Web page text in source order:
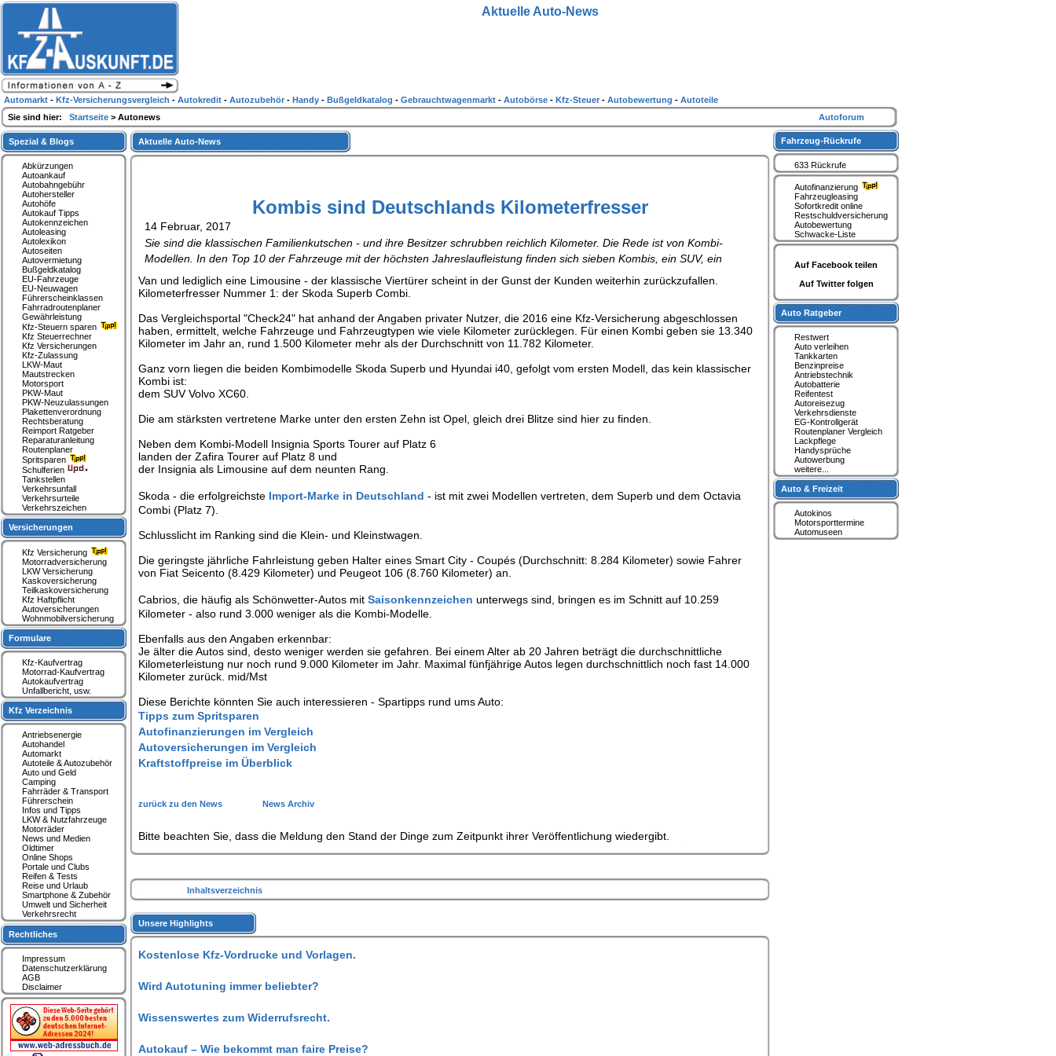
Aktuelle Auto-News
Kombis sind Deutschlands Kilometerfresser
14 Februar, 2017
Sie sind die klassischen Familienkutschen - und ihre Besitzer schrubben reichlich Kilometer. Die Rede ist von Kombi-
Modellen. In den Top 10 der Fahrzeuge mit der höchsten Jahreslaufleistung finden sich sieben Kombis, ein SUV, ein
Van und lediglich eine Limousine - der klassische Viertürer scheint in der Gunst der Kunden weiterhin zurückzufallen.
Kilometerfresser Nummer 1: der Skoda Superb Combi.
Das Vergleichsportal "Check24" hat anhand der Angaben privater Nutzer, die 2016 eine Kfz-Versicherung abgeschlossen
haben, ermittelt, welche Fahrzeuge und Fahrzeugtypen wie viele Kilometer zurücklegen. Für einen Kombi geben sie 13.340
Kilometer im Jahr an, rund 1.500 Kilometer mehr als der Durchschnitt von 11.782 Kilometer.
Ganz vorn liegen die beiden Kombimodelle Skoda Superb und Hyundai i40, gefolgt vom ersten Modell, das kein klassischer
Kombi ist:
dem SUV Volvo XC60.
Die am stärksten vertretene Marke unter den ersten Zehn ist Opel, gleich drei Blitze sind hier zu finden.
Neben dem Kombi-Modell Insignia Sports Tourer auf Platz 6
landen der Zafira Tourer auf Platz 8 und
der Insignia als Limousine auf dem neunten Rang.
Skoda - die erfolgreichste Import-Marke in Deutschland - ist mit zwei Modellen vertreten, dem Superb und dem Octavia
Combi (Platz 7).
Schlusslicht im Ranking sind die Klein- und Kleinstwagen.
Die geringste jährliche Fahrleistung geben Halter eines Smart City - Coupés (Durchschnitt: 8.284 Kilometer) sowie Fahrer
von Fiat Seicento (8.429 Kilometer) und Peugeot 106 (8.760 Kilometer) an.
Cabrios, die häufig als Schönwetter-Autos mit Saisonkennzeichen unterwegs sind, bringen es im Schnitt auf 10.259
Kilometer - also rund 3.000 weniger als die Kombi-Modelle.
Ebenfalls aus den Angaben erkennbar:
Je älter die Autos sind, desto weniger werden sie gefahren. Bei einem Alter ab 20 Jahren beträgt die durchschnittliche
Kilometerleistung nur noch rund 9.000 Kilometer im Jahr. Maximal fünfjährige Autos legen durchschnittlich noch fast 14.000
Kilometer zurück. mid/Mst
Diese Berichte könnten Sie auch interessieren - Spartipps rund ums Auto:
Tipps zum Spritsparen
Autofinanzierungen im Vergleich
Autoversicherungen im Vergleich
Kraftstoffpreise im Überblick
zurück zu den News News Archiv
Bitte beachten Sie, dass die Meldung den Stand der Dinge zum Zeitpunkt ihrer Veröffentlichung wiedergibt.
Inhaltsverzeichnis
Unsere Highlights
Kostenlose Kfz-Vordrucke und Vorlagen.
Wird Autotuning immer beliebter?
Wissenswertes zum Widerrufsrecht.
Autokauf – Wie bekommt man faire Preise?
Spezial & Blogs
Abkürzungen
Autoankauf
Autobahngebühr
Autohersteller
Autohöfe
Autokauf Tipps
Autokennzeichen
Autoleasing
Autolexikon
Autoseiten
Autovermietung
Bußgeldkatalog
EU-Fahrzeuge
EU-Neuwagen
Führerscheinklassen
Fahrradroutenplaner
Gewährleistung
Kfz-Steuern sparen
Kfz Steuerrechner
Kfz Versicherungen
Kfz-Zulassung
LKW-Maut
Mautstrecken
Motorsport
PKW-Maut
PKW-Neuzulassungen
Plakettenverordnung
Rechtsberatung
Reimport Ratgeber
Reparaturanleitung
Routenplaner
Spritsparen
Schulferien
Tankstellen
Verkehrsunfall
Verkehrsurteile
Verkehrszeichen
Versicherungen
Kfz Versicherung
Motorradversicherung
LKW Versicherung
Kaskoversicherung
Teilkaskoversicherung
Kfz Haftpflicht
Autoversicherungen
Wohnmobilversicherung
Formulare
Kfz-Kaufvertrag
Motorrad-Kaufvertrag
Autokaufvertrag
Unfallbericht, usw.
Kfz Verzeichnis
Antriebsenergie
Autohandel
Automarkt
Autoteile & Autozubehör
Auto und Geld
Camping
Fahrräder & Transport
Führerschein
Infos und Tipps
LKW & Nutzfahrzeuge
Motorräder
News und Medien
Oldtimer
Online Shops
Portale und Clubs
Reifen & Tests
Reise und Urlaub
Smartphone & Zubehör
Umwelt und Sicherheit
Verkehrsrecht
Rechtliches
Impressum
Datenschutzerklärung
AGB
Disclaimer
Fahrzeug-Rückrufe
633 Rückrufe
Autofinanzierung
Fahrzeugleasing
Sofortkredit online
Restschuldversicherung
Autobewertung
Schwacke-Liste
Auf Facebook teilen
Auf Twitter folgen
Auto Ratgeber
Restwert
Auto verleihen
Tankkarten
Benzinpreise
Antriebstechnik
Autobatterie
Reifentest
Autoreisezug
Verkehrsdienste
EG-Kontrollgerät
Routenplaner Vergleich
Lackpflege
Handysprüche
Autowerbung
weitere...
Auto & Freizeit
Autokinos
Motorsporttermine
Automuseen
Aktuelle Auto-News
Automarkt - Kfz-Versicherungsvergleich - Autokredit - Autozubehör - Handy - Bußgeldkatalog - Gebrauchtwagenmarkt - Autobörse - Kfz-Steuer - Autobewertung - Autoteile
Sie sind hier: Startseite > Autonews Autoforum